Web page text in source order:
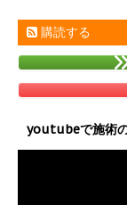
購読する
youtubeで施術